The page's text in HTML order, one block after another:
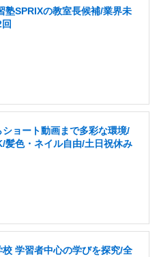
塾SPRIXの教室長候補/業界未
ョート動画まで多彩な環境/
髪色・ネイル自由/土日祝休み
学習者中心の学びを探究/全